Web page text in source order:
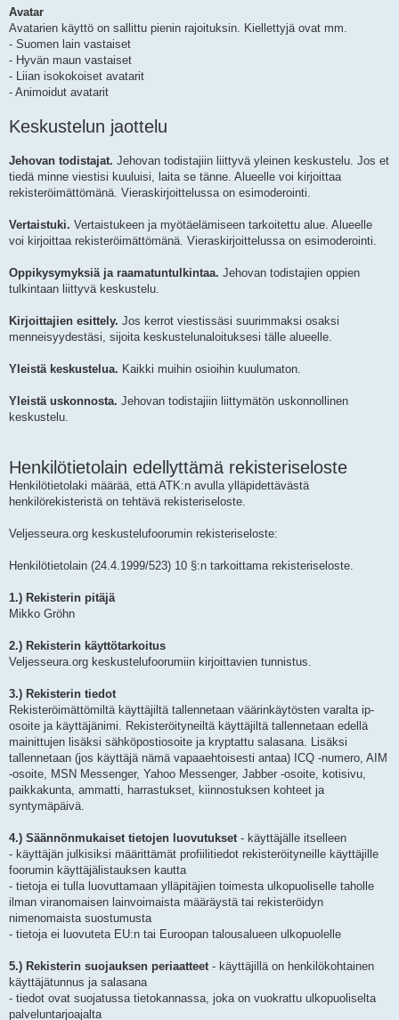
Avatar
Avatarien käyttö on sallittu pienin rajoituksin. Kiellettyjä ovat mm.
- Suomen lain vastaiset
- Hyvän maun vastaiset
- Liian isokokoiset avatarit
- Animoidut avatarit
Keskustelun jaottelu
Jehovan todistajat. Jehovan todistajiin liittyvä yleinen keskustelu. Jos et
tiedä minne viestisi kuuluisi, laita se tänne. Alueelle voi kirjoittaa
rekisteröimättömänä. Vieraskirjoittelussa on esimoderointi.
Vertaistuki. Vertaistukeen ja myötäelämiseen tarkoitettu alue. Alueelle
voi kirjoittaa rekisteröimättömänä. Vieraskirjoittelussa on esimoderointi.
Oppikysymyksiä ja raamatuntulkintaa. Jehovan todistajien oppien
tulkintaan liittyvä keskustelu.
Kirjoittajien esittely. Jos kerrot viestissäsi suurimmaksi osaksi
menneisyydestäsi, sijoita keskustelunaloituksesi tälle alueelle.
Yleistä keskustelua. Kaikki muihin osioihin kuulumaton.
Yleistä uskonnosta. Jehovan todistajiin liittymätön uskonnollinen
keskustelu.
Henkilötietolain edellyttämä rekisteriseloste
Henkilötietolaki määrää, että ATK:n avulla ylläpidettävästä
henkilörekisteristä on tehtävä rekisteriseloste.
Veljesseura.org keskustelufoorumin rekisteriseloste:
Henkilötietolain (24.4.1999/523) 10 §:n tarkoittama rekisteriseloste.
1.) Rekisterin pitäjä
Mikko Gröhn
2.) Rekisterin käyttötarkoitus
Veljesseura.org keskustelufoorumiin kirjoittavien tunnistus.
3.) Rekisterin tiedot
Rekisteröimättömiltä käyttäjiltä tallennetaan väärinkäytösten varalta ip-
osoite ja käyttäjänimi. Rekisteröityneiltä käyttäjiltä tallennetaan edellä
mainittujen lisäksi sähköpostiosoite ja kryptattu salasana. Lisäksi
tallennetaan (jos käyttäjä nämä vapaaehtoisesti antaa) ICQ -numero, AIM
-osoite, MSN Messenger, Yahoo Messenger, Jabber -osoite, kotisivu,
paikkakunta, ammatti, harrastukset, kiinnostuksen kohteet ja
syntymäpäivä.
4.) Säännönmukaiset tietojen luovutukset - käyttäjälle itselleen
- käyttäjän julkisiksi määrittämät profiilitiedot rekisteröityneille käyttäjille
foorumin käyttäjälistauksen kautta
- tietoja ei tulla luovuttamaan ylläpitäjien toimesta ulkopuoliselle taholle
ilman viranomaisen lainvoimaista määräystä tai rekisteröidyn
nimenomaista suostumusta
- tietoja ei luovuteta EU:n tai Euroopan talousalueen ulkopuolelle
5.) Rekisterin suojauksen periaatteet - käyttäjillä on henkilökohtainen
käyttäjätunnus ja salasana
- tiedot ovat suojatussa tietokannassa, joka on vuokrattu ulkopuoliselta
palveluntarjoajalta